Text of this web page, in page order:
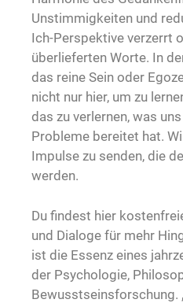
Unstimmigkeiten und
Ich-Perspektive verzerrt
überlieferten Worte. In
das reine Sein oder
nicht nur hier, um zu
das zu verlernen, was
Probleme bereitet hat.
Impulse zu senden, die
werden.
Du findest hier
und Dialoge für mehr
ist die Essenz eines
der Psychologie,
Bewusstseinsforschung.